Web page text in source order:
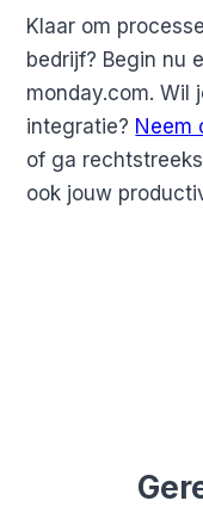
Klaar om
bedrijf? Begin nu
monday.com. Wil
integratie? Neem
of ga
ook jouw